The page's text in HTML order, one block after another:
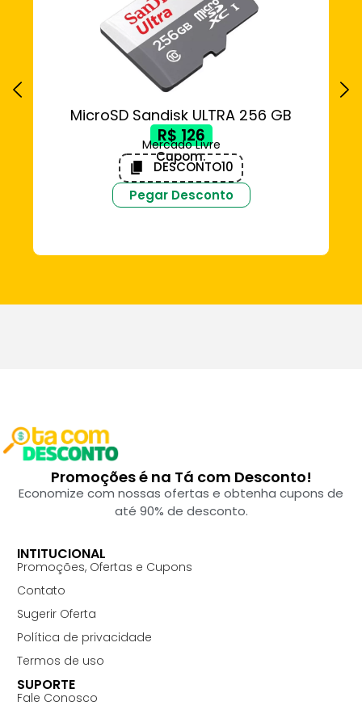
MicroSD Sandisk ULTRA 256 GB
R$ 126
Mercado Livre
Cupom:
DESCONTO10
Pegar Desconto
Promoções é na Tá com Desconto!
Economize com nossas ofertas e obtenha cupons de
até 90% de desconto.
INTITUCIONAL
Promoções, Ofertas e Cupons
Contato
Sugerir Oferta
Política de privacidade
Termos de uso
SUPORTE
Fale Conosco